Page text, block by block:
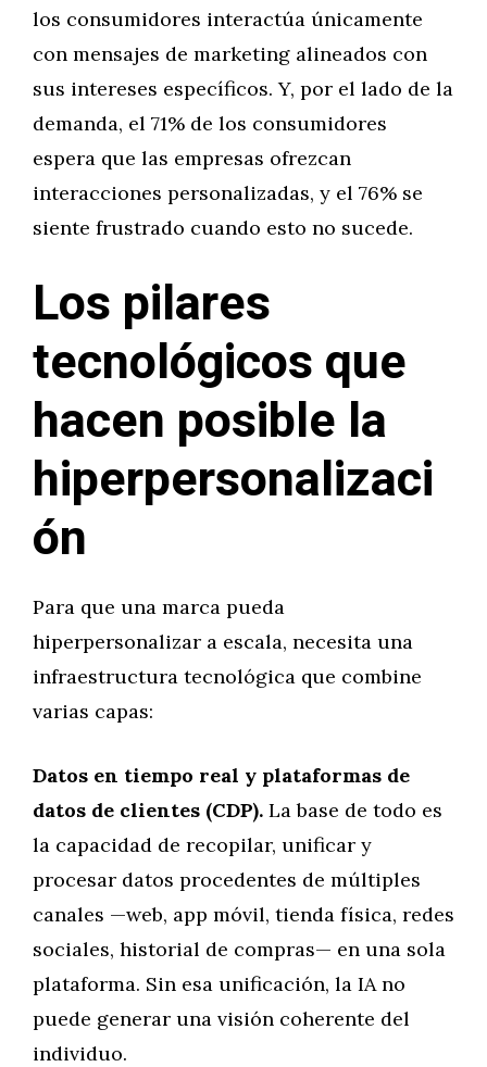
los consumidores interactúa únicamente
con mensajes de marketing alineados con
sus intereses específicos. Y, por el lado de la
demanda, el 71% de los consumidores
espera que las empresas ofrezcan
interacciones personalizadas, y el 76% se
siente frustrado cuando esto no sucede.
Los pilares
tecnológicos que
hacen posible la
hiperpersonalizaci
ón
Para que una marca pueda
hiperpersonalizar a escala, necesita una
infraestructura tecnológica que combine
varias capas:
Datos en tiempo real y plataformas de
datos de clientes (CDP). La base de todo es
la capacidad de recopilar, unificar y
procesar datos procedentes de múltiples
canales —web, app móvil, tienda física, redes
sociales, historial de compras— en una sola
plataforma. Sin esa unificación, la IA no
puede generar una visión coherente del
individuo.